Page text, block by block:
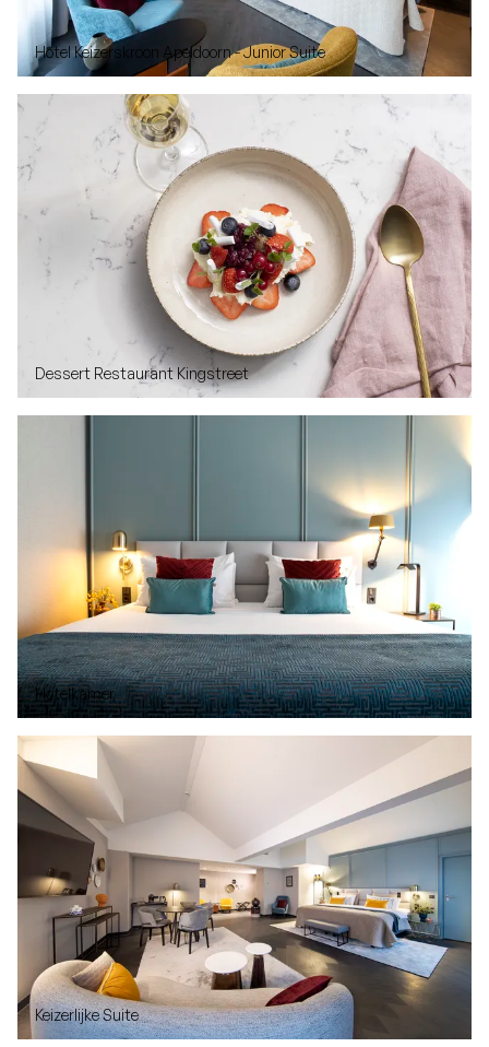
Hotel Keizerskroon Apeldoorn - Junior Suite
Dessert Restaurant Kingstreet
Hotelkamer
Keizerlijke Suite